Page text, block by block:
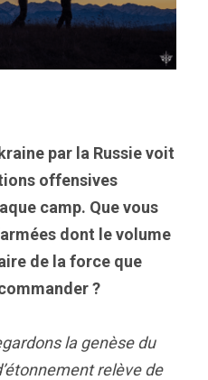
par la Russie voit
offensives
camp. Que vous
dont le volume
de la force que
?
la genèse du
relève de